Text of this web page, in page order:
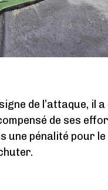
de l’attaque, il
de ses
une pénalité pour